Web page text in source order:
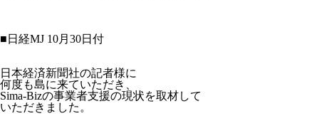
■日経MJ 10月30日付
日本経済新聞社の記者様に
何度も島に来ていただき、
Sima-Bizの事業者支援の現状を取材して
いただきました。